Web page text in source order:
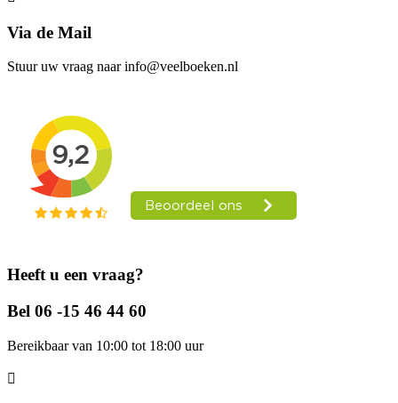
Via de Mail
Stuur uw vraag naar info@veelboeken.nl
Heeft u een vraag?
Bel 06 -15 46 44 60
Bereikbaar van 10:00 tot 18:00 uur